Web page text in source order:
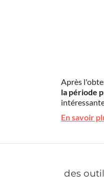
Après
la période
En savoir
des